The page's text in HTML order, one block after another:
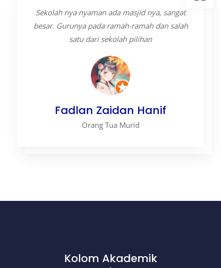
Sekolah nya nyaman ada masjid nya, sangat
besar. Gurunya pada ramah-ramah dan salah
satu dari sekolah pilihan
Fadlan Zaidan Hanif
Orang Tua Murid
Kolom Akademik